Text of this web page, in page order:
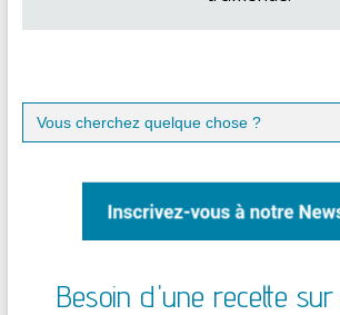
Search
for:
Besoin d'une recette